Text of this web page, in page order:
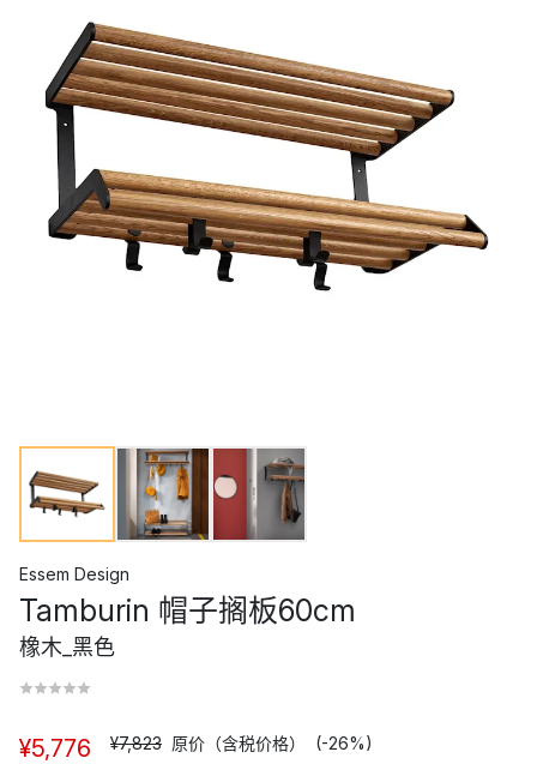
Essem Design
Tamburin 帽子搁板60cm
橡木_黑色
¥5,776 ¥7,823 原价（含税价格） (-26%)